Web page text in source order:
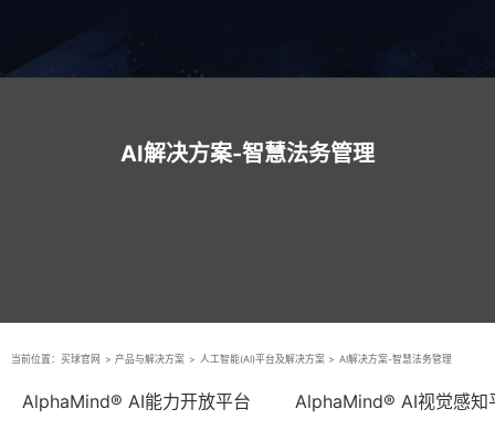
AI解决方案-智慧法务管理
当前位置： 买球官网 > 产品与解决方案 > 人工智能(AI)平台及解决方案 > AI解决方案-智慧法务管理
AlphaMind® AI能力开放平台 AlphaMind® AI视觉感知